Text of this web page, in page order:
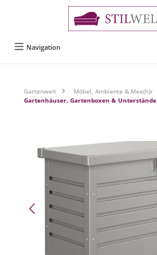
Navigation
Gartenwelt
Möbel, Ambiente & Mee(h)r
Gartenhäuser, Gartenboxen & Unterstände
Bildergalerie überspringen